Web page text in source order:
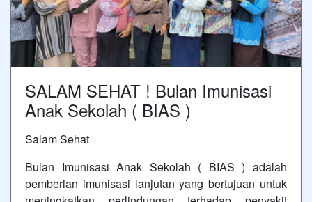
SALAM SEHAT ! Bulan Imunisasi
Anak Sekolah ( BIAS )
Salam Sehat
Bulan Imunisasi Anak Sekolah ( BIAS ) adalah
pemberian imunisasi lanjutan yang bertujuan untuk